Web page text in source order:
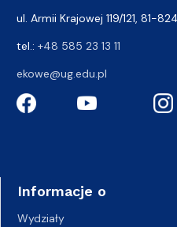
ul. Armii Krajowej 119/121, 81-
tel.: +48 585 23 13 11
ekowe@ug.edu.pl
Informacje o
Wydziały